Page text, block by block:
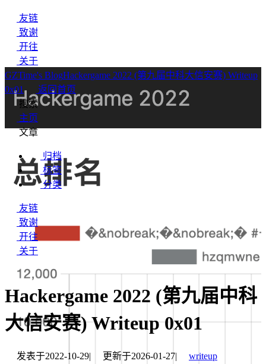
友链
致谢
开往
关于
GZTime's BlogHackergame 2022 (第九届中科大信安赛) Writeup
0x01
返回首页
搜索
主页
文章
归档
标签
分类
友链
致谢
开往
关于
Hackergame 2022 (第九届中科
大信安赛) Writeup 0x01
发表于2022-10-29| 更新于2026-01-27|
writeup